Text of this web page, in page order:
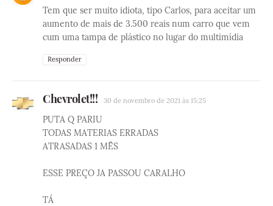
Tem que ser muito idiota, tipo Carlos, para aceitar um
aumento de mais de 3.500 reais num carro que vem
cum uma tampa de plástico no lugar do multimídia
Responder
Chevrolet!!! 30 de novembro de 2021 às 15:25
PUTA Q PARIU
TODAS MATERIAS ERRADAS
ATRASADAS 1 MÊS
ESSE PREÇO JA PASSOU CARALHO
TÁ